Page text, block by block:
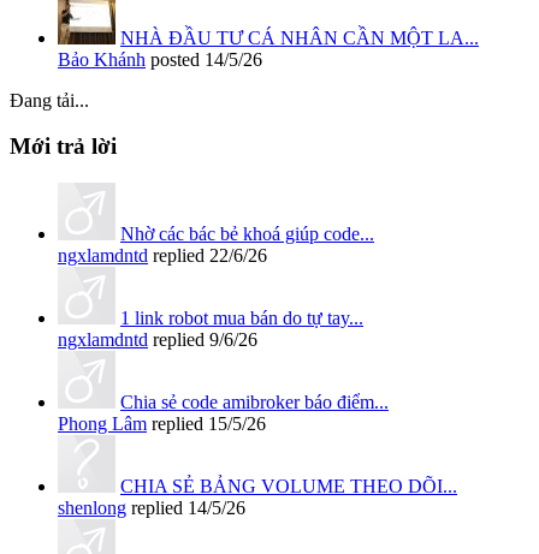
NHÀ ĐẦU TƯ CÁ NHÂN CẦN MỘT LA...
Bảo Khánh posted 14/5/26
Đang tải...
Mới trả lời
Nhờ các bác bẻ khoá giúp code...
ngxlamdntd replied 22/6/26
1 link robot mua bán do tự tay...
ngxlamdntd replied 9/6/26
Chia sẻ code amibroker báo điểm...
Phong Lâm replied 15/5/26
CHIA SẺ BẢNG VOLUME THEO DÕI...
shenlong replied 14/5/26